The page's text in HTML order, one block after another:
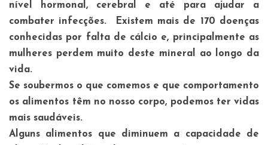
nível hormonal, cerebral e até para ajudar a
combater infecções. Existem mais de 170 doenças
conhecidas por falta de cálcio e, principalmente as
mulheres perdem muito deste mineral ao longo da
vida.
Se soubermos o que comemos e que comportamento
os alimentos têm no nosso corpo, podemos ter vidas
mais saudáveis.
Alguns alimentos que diminuem a capacidade de